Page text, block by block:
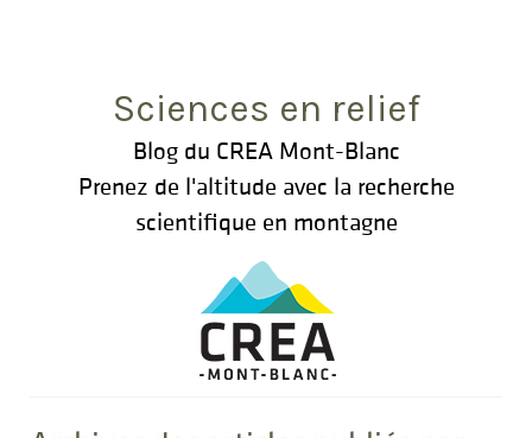
Sciences en relief
Blog du CREA Mont-Blanc
Prenez de l'altitude avec la recherche
scientifique en montagne